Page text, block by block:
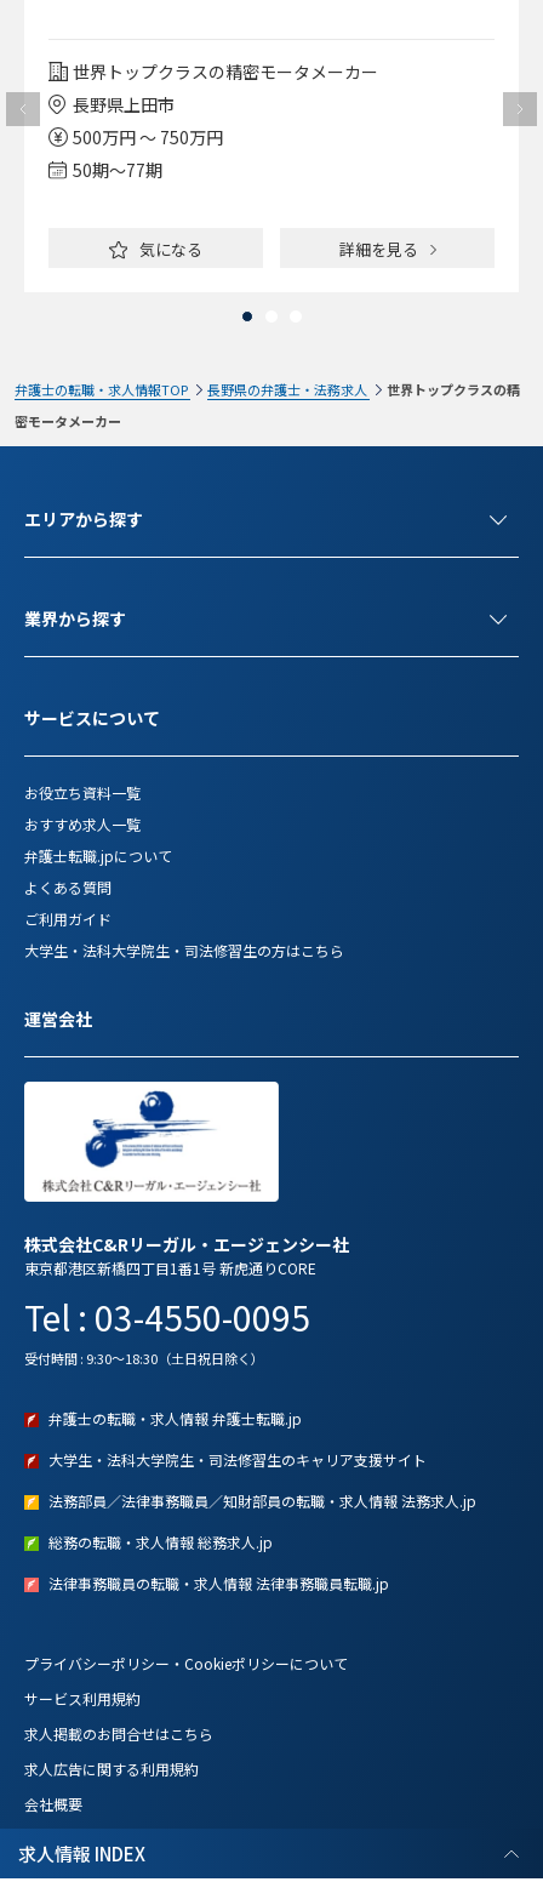
世界トップクラスの精密モータメーカー
長野県上田市
500万円 ～ 750万円
50期〜77期
気になる 詳細を見る
求人情報 INDEX
弁護士の転職・求人情報TOP 長野県の弁護士・法務求人
世界トップクラスの精
密モータメーカー
エリアから探す
業界から探す
サービスについて
お役立ち資料一覧
おすすめ求人一覧
弁護士転職.jpについて
よくある質問
ご利用ガイド
大学生・法科大学院生・司法修習生の方はこちら
運営会社
株式会社C&Rリーガル・エージェンシー社
東京都港区新橋四丁目1番1号 新虎通りCORE
Tel : 03-4550-0095
受付時間 : 9:30～18:30（土日祝日除く）
弁護士の転職・求人情報 弁護士転職.jp
大学生・法科大学院生・司法修習生のキャリア支援サイト
法務部員／法律事務職員／知財部員の転職・求人情報 法務求人.jp
総務の転職・求人情報 総務求人.jp
法律事務職員の転職・求人情報 法律事務職員転職.jp
プライバシーポリシー・Cookieポリシーについて
サービス利用規約
求人掲載のお問合せはこちら
求人広告に関する利用規約
会社概要